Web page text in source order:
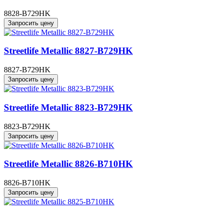
8828-B729HK
Запросить цену
Streetlife Metallic 8827-B729HK
8827-B729HK
Запросить цену
Streetlife Metallic 8823-B729HK
8823-B729HK
Запросить цену
Streetlife Metallic 8826-B710HK
8826-B710HK
Запросить цену